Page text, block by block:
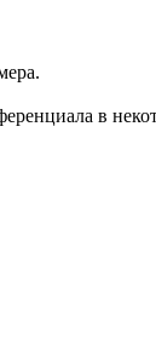
в